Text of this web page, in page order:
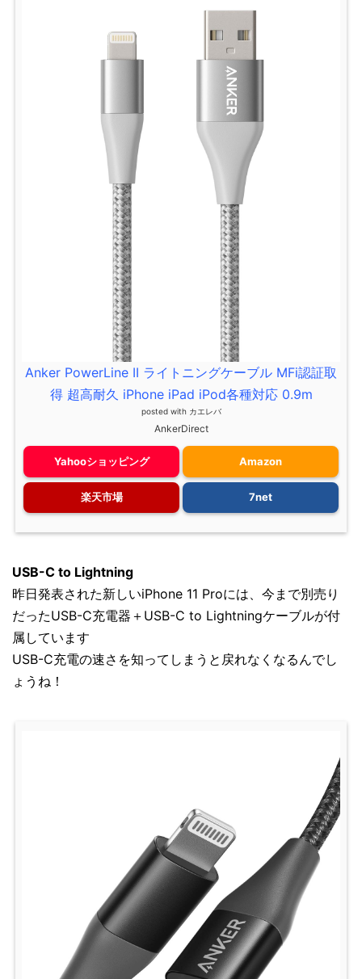
Anker PowerLine II ライトニングケーブル MFi認証取
得 超高耐久 iPhone iPad iPod各種対応 0.9m
posted with カエレバ
AnkerDirect
Yahooショッピング Amazon
楽天市場 7net
USB-C to Lightning
昨日発表された新しいiPhone 11 Proには、今まで別売り
だったUSB-C充電器＋USB-C to Lightningケーブルが付
属しています
USB-C充電の速さを知ってしまうと戻れなくなるんでし
ょうね！